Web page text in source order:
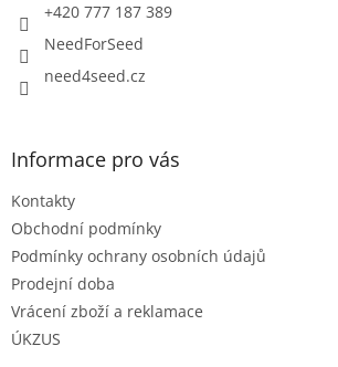
+420 777 187 389
NeedForSeed
need4seed.cz
Informace pro vás
Kontakty
Obchodní podmínky
Podmínky ochrany osobních údajů
Prodejní doba
Vrácení zboží a reklamace
ÚKZUS